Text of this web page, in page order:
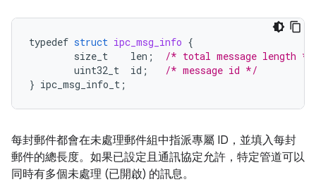
typedef struct ipc_msg_info {
size_t
len ;
/* total message length */
uint32_t
id ;
/* message id */
} ipc_msg_info_t ;
每封郵件都會在未處理郵件組中指派專屬 ID，並填入每封
郵件的總長度。如果已設定且通訊協定允許，特定管道可以
同時有多個未處理 (已開啟) 的訊息。